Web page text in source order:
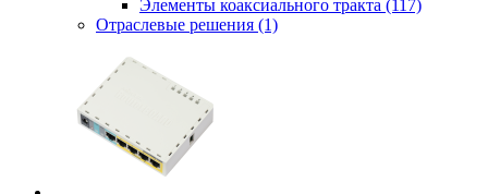
Элементы коаксиального тракта (117)
Отраслевые решения (1)